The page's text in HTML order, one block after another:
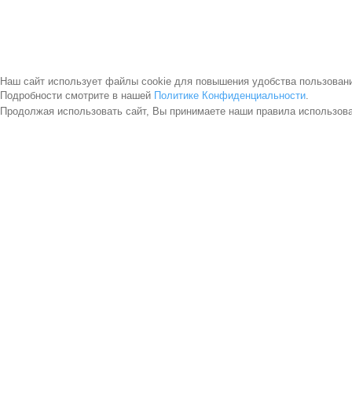
Наш сайт использует файлы cookie для повышения удобства
Подробности смотрите в нашей Политике Конфиденциальности.
Продолжая использовать сайт, Вы принимаете наши правила